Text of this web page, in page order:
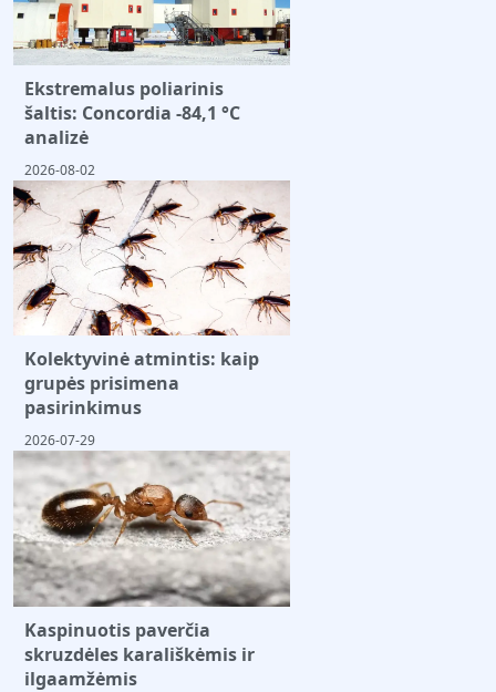
Ekstremalus poliarinis
šaltis: Concordia -84,1 °C
analizė
2026-08-02
Kolektyvinė atmintis: kaip
grupės prisimena
pasirinkimus
2026-07-29
Kaspinuotis paverčia
skruzdėles karališkėmis ir
ilgaamžėmis